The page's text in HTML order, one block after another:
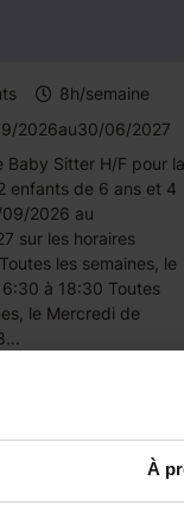
À
8h/semaine
2026au30/06/2027
Baby Sitter H/F pour la
enfants de 6 ans et 4
2026 au
sur les horaires
les semaines, le
à 18:30 Toutes
le Mercredi de